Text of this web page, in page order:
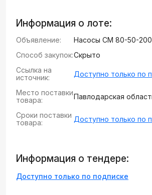
Информация о лоте:
Объявление:
Насосы СМ 80-50-
Способ закупок:Скрыто
Ссылка на
источник:
Доступно только по
Место поставки
товара:
Павлодарская
Сроки поставки
товара:
Доступно только по
Информация о тендере:
Доступно только по подписке